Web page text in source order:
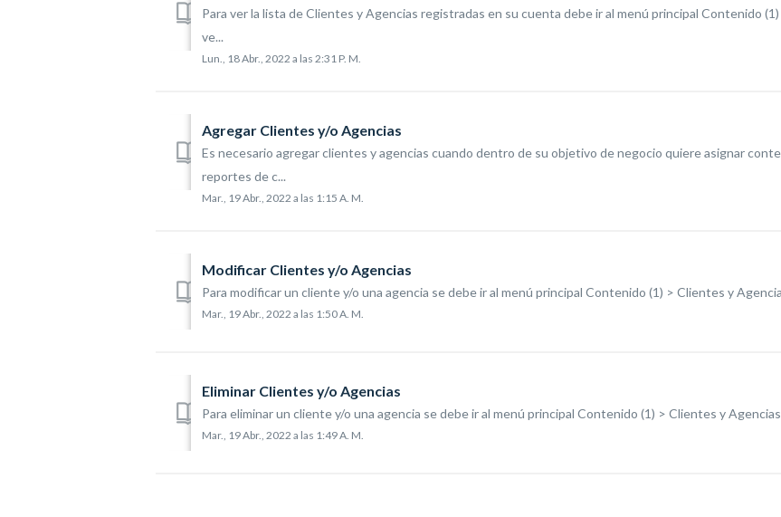
Para ver la lista de Clientes y Agencias registradas en su cuenta debe ir al menú principal Contenido
ve...
Lun., 18 Abr., 2022 a las 2:31 P. M.
Agregar Clientes y/o Agencias
Es necesario agregar clientes y agencias cuando dentro de su objetivo de negocio quiere asignar
reportes de c...
Mar., 19 Abr., 2022 a las 1:15 A. M.
Modificar Clientes y/o Agencias
Para modificar un cliente y/o una agencia se debe ir al menú principal Contenido (1) > Clientes y
Mar., 19 Abr., 2022 a las 1:50 A. M.
Eliminar Clientes y/o Agencias
Para eliminar un cliente y/o una agencia se debe ir al menú principal Contenido (1) > Clientes y
Mar., 19 Abr., 2022 a las 1:49 A. M.